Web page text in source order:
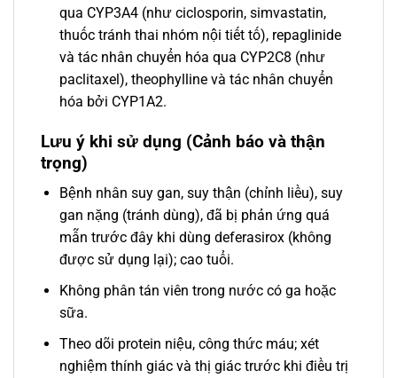
qua CYP3A4 (như ciclosporin, simvastatin,
thuốc tránh thai nhóm nội tiết tố), repaglinide
và tác nhân chuyển hóa qua CYP2C8 (như
paclitaxel), theophylline và tác nhân chuyển
hóa bởi CYP1A2.
Lưu ý khi sử dụng (Cảnh báo và thận
trọng)
Bệnh nhân suy gan, suy thận (chỉnh liều), suy
gan nặng (tránh dùng), đã bị phản ứng quá
mẫn trước đây khi dùng deferasirox (không
được sử dụng lại); cao tuổi.
Không phân tán viên trong nước có ga hoặc
sữa.
Theo dõi protein niệu, công thức máu; xét
nghiệm thính giác và thị giác trước khi điều trị